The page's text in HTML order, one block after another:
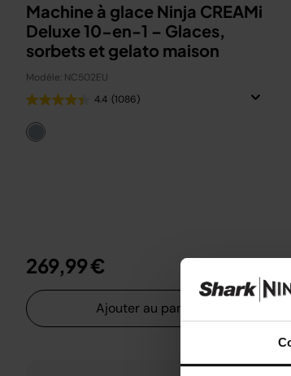
Machine à glace Ninja CREAMi
Deluxe 10-en-1 – Glaces,
sorbets et gelato maison
Modèle: NC502EU
4.4 (1086)
269,99 €
Ajouter au panier